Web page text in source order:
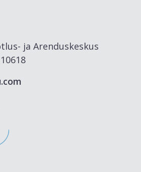
ja Arenduskeskus